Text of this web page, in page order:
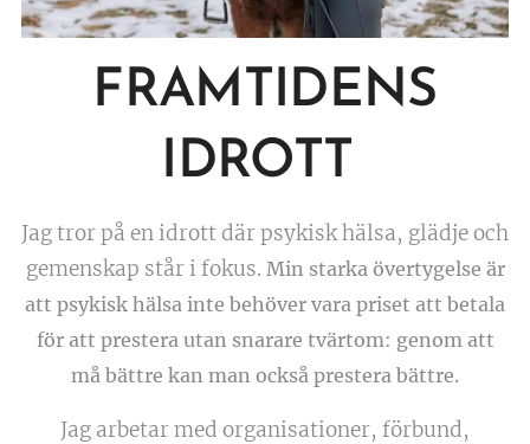
FRAMTIDENS
IDROTT
Jag tror på en idrott där psykisk hälsa, glädje och
gemenskap står i fokus. Min starka övertygelse är
att psykisk hälsa inte behöver vara priset att betala
för att prestera utan snarare tvärtom: genom att
må bättre kan man också prestera bättre.
Jag arbetar med organisationer, förbund,